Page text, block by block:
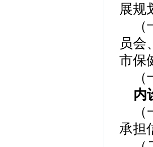
展规
员会
市保
内
承担